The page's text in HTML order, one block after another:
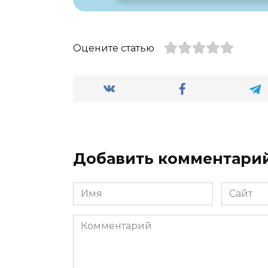
Оцените статью
Добавить
Имя
*
Сайт
Комментарий